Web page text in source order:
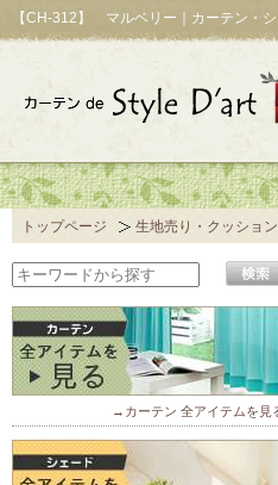
【CH-312】 マルベリー｜カーテン・
トップページ 生地売り・クッショ
→カーテン 全アイテムを見